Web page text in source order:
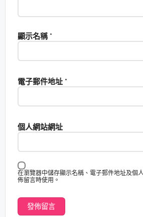
顯示名稱 *
電子郵件地址 *
個人網站網址
在瀏覽器中儲存顯示名稱、電子郵件地址及個
佈留言時使用。